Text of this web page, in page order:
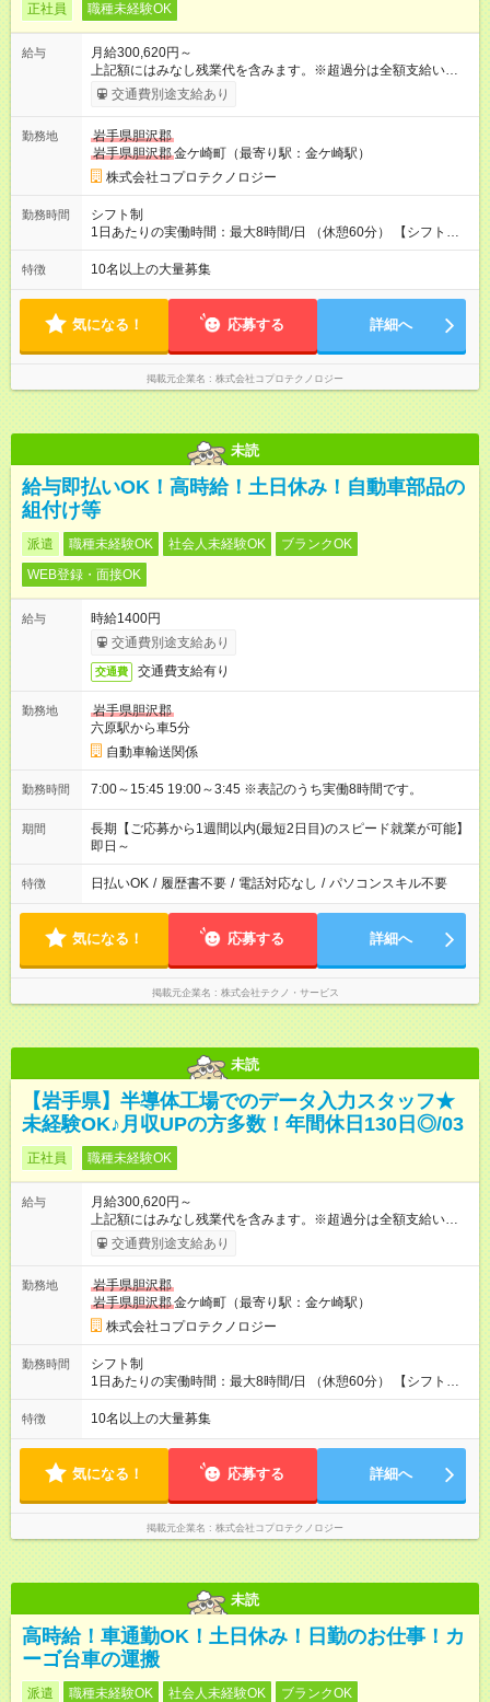
正社員 職種未経験OK
給与
月給300,620円～
上記額にはみなし残業代を含みます。※超過分は全額支給いたし
ます。 みなし残業代 40,620円 以上／月 みなし残業時間 20時間
／月 ※スキルなどを考慮の上、当社規定により決定 【試用期
採用時と同じです。 ※研修期間中のみ月給が異なります※ 研修
期間：1ヶ月 月給：20万円（残業代は時間に応じて支給いたし
ます）
交通費別途支給あり
勤務地
岩手県胆沢郡
岩手県胆沢郡金ケ崎町（最寄り駅：金ケ崎駅）
株式会社コプロテクノロジー
勤務時間
シフト制
1日あたりの実働時間：最大8時間/日 （休憩60分） 【シフト
例】 (1)7：00～16：00 (2)19：00～4：45 【勤務体系】 (1)のシ
フトで4日就業⇒2日休暇⇒(2)のシフトで4日就業⇒2日休暇 ※シ
スケジュールがある為、 勤務時間や休日がころころ変わる心
配はありません
特徴 10名以上の大量募集
気になる！ 応募する 詳細へ
掲載元企業名 株式会社コプロテクノロジー
未読
給与即払いOK！高時給！土日休み！自動車部品の
組付け等
派遣 職種未経験OK 社会人未経験OK
ブランクOK
WEB登録・面接OK
給与
時給1400円
交通費別途支給あり
交通費 交通費支給有り
勤務地
岩手県胆沢郡
六原駅から車5分
自動車輸送関係
勤務時間 7:00～15:45 19:00～3:45 ※表記のうち実働8時間です。
期間
長期【ご応募から1週間以内(最短2日目)のスピード就業が可能】
即日～
特徴 日払いOK / 履歴書不要 / 電話対応なし / パソコンスキル不要
気になる！ 応募する 詳細へ
掲載元企業名 株式会社テクノ・サービス
未読
【岩手県】半導体工場でのデータ入力スタッフ★
未経験OK♪月収UPの方多数！年間休日130日◎/03
正社員 職種未経験OK
給与
月給300,620円～
上記額にはみなし残業代を含みます。※超過分は全額支給いたし
ます。 みなし残業代 40,620円 以上／月 みなし残業時間 20時間
／月 ※スキルなどを考慮の上、当社規定により決定 【試用期
採用時と同じです。 ※研修期間中のみ月給が異なります※ 研修
期間：1ヶ月 月給：20万円（残業代は時間に応じて支給いたし
ます）
交通費別途支給あり
勤務地
岩手県胆沢郡
岩手県胆沢郡金ケ崎町（最寄り駅：金ケ崎駅）
株式会社コプロテクノロジー
勤務時間
シフト制
1日あたりの実働時間：最大8時間/日 （休憩60分） 【シフト
例】 (1)7：00～16：00 (2)19：00～4：45 【勤務体系】 (1)のシ
フトで4日就業⇒2日休暇⇒(2)のシフトで4日就業⇒2日休暇 ※シ
スケジュールがある為、 勤務時間や休日がころころ変わる心
配はありません
特徴 10名以上の大量募集
気になる！ 応募する 詳細へ
掲載元企業名 株式会社コプロテクノロジー
未読
高時給！車通勤OK！土日休み！日勤のお仕事！カ
ーゴ台車の運搬
派遣 職種未経験OK 社会人未経験OK
ブランクOK